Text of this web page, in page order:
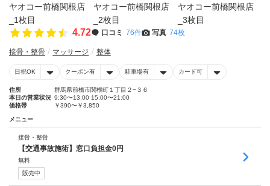
4.72 口コミ 76件 写真 74枚
接骨・整骨 マッサージ 整体
日祝OK クーポン有 駐車場有 カード可
住所
群馬県前橋市関根町１丁目２−３６
本日の営業状況 9:30〜13:00 15:00〜21:00
価格帯
￥390〜￥3,850
メニュー
接骨・整骨
【交通事故施術】窓口負担金0円
無料
販売中